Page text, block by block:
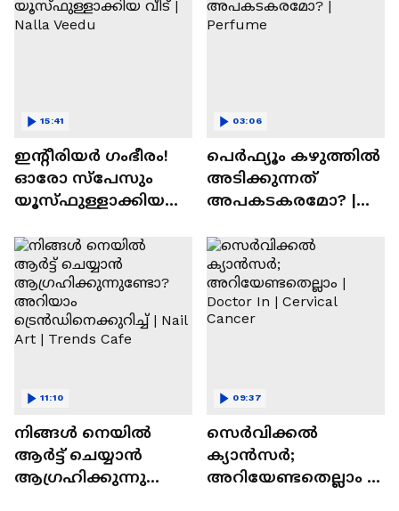
ഇന്റീരിയർ ഗംഭീരം!
ഓരോ സ്‌പേസും
യൂസ്ഫുള്ളാക്കിയ
15:41
പെർഫ്യൂം കഴുത്തിൽ
അടിക്കുന്നത്
അപകടകരമോ? |
03:06
നിങ്ങൾ നെയിൽ
ആർട്ട് ചെയ്യാൻ
ആഗ്രഹിക്കുന്നുണ്ടോ
11:10
സെർവിക്കൽ
ക്യാൻസർ;
അറിയേണ്ടതെല്ലാം |
09:37